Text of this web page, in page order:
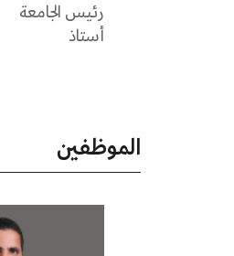
نائب الرئيس
أستاذ
الموظفين